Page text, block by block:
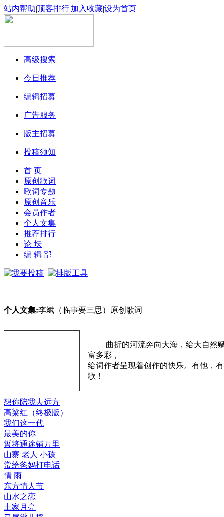
站内帮助|顶客排行|加入收藏|设为首页
高级搜索
今日推荐
编辑招募
广告服务
版主招募
投稿须知
首 页
原创歌词
歌词专题
原创音乐
会员作者
个人文集
推荐排行
论 坛
编 辑 部
个人文集:李斌（临事要三思）原创歌词
曲折的河流奔向大海，给大自然赋
富多彩，
给词作者呈现着创作的快乐。有他，
歌！
想你陪我去远方
高粱红（终极版）
我们这一代
最美的你
誓将通途铺万里
山寨 老人 小孩
常给爸妈打电话
情 雨
东方情人节
山水之恋
土家月亮